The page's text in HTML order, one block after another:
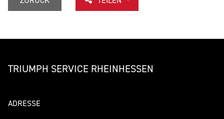
TRIUMPH SERVICE RHEINHESSEN
ADRESSE